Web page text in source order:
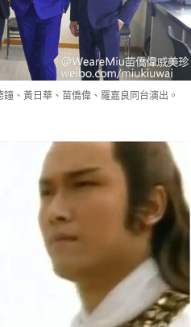
、黃日華、苗僑偉、羅嘉良同台演出。